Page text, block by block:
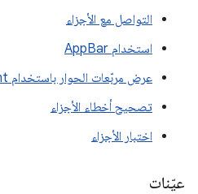
التواصل مع الأجزاء
استخدام AppBar
عرض مربّعات الحوار باستخدام DialogFragment
تصحيح أخطاء الأجزاء
اختبار الأجزاء
عيّنات